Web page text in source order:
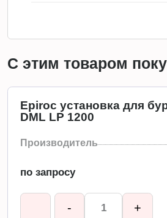
С этим товаром
Epiroc установка для
DML LP 1200
Производитель
по запросу
- +